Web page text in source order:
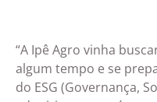
“A Ipê Agro vinha
algum tempo e se
do ESG (Governança,